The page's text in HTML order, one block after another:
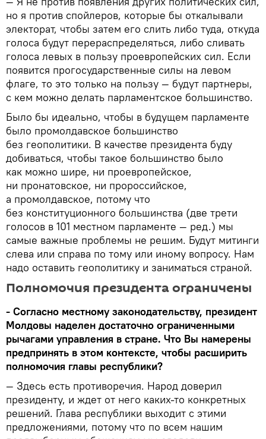
но я против спойлеров, которые бы откалывали
электорат, чтобы затем его слить либо туда, откуда
голоса будут перераспределяться, либо сливать
голоса левых в пользу проевропейских сил. Если
появится прогосударственные силы на левом
флаге, то это только на пользу — будут партнеры,
с кем можно делать парламентское большинство.
Было бы идеально, чтобы в будущем парламенте
было промолдавское большинство
без геополитики. В качестве президента буду
добиваться, чтобы такое большинство было
как можно шире, ни проевропейское,
ни пронатовское, ни пророссийское,
а промолдавское, потому что
без конституционного большинства (две трети
голосов в 101 местном парламенте — ред.) мы
самые важные проблемы не решим. Будут митинги
слева или справа по тому или иному вопросу. Нам
надо оставить геополитику и заниматься страной.
Полномочия президента ограничены
- Согласно местному законодательству, президент
Молдовы наделен достаточно ограниченными
рычагами управления в стране. Что Вы намерены
предпринять в этом контексте, чтобы расширить
полномочия главы республики?
— Здесь есть противоречия. Народ доверил
президенту, и ждет от него каких-то конкретных
решений. Глава республики выходит с этими
предложениями, потому что по всем нашим